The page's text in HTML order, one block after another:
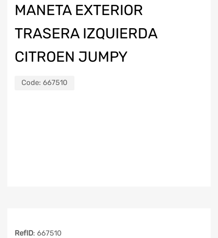
MANETA EXTERIOR
TRASERA IZQUIERDA
CITROEN JUMPY
Code: 667510
RefID: 667510